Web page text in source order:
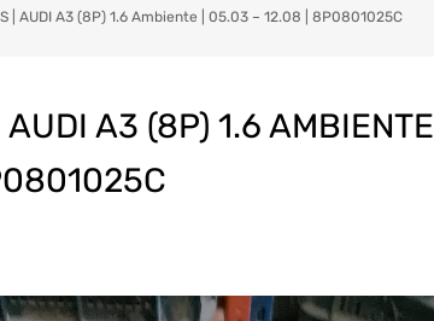
| AUDI A3 (8P) 1.6 Ambiente | 05.03 – 12.08 | 8P0801025C
A3 (8P) 1.6 AMBIENTE |